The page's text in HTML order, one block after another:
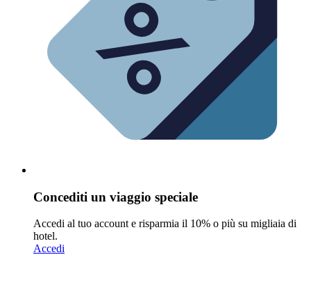
Concediti un viaggio speciale
Accedi al tuo account e risparmia il 10% o più su migliaia di
hotel.
Accedi